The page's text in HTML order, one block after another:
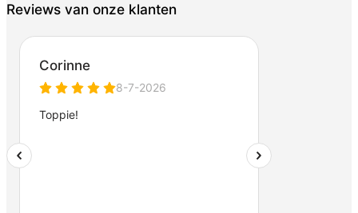
Reviews van onze klanten